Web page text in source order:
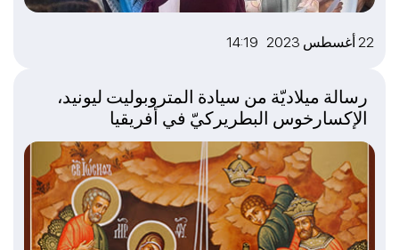
22 أغسطس 2023 14:19
رسالة ميلاديّة من سيادة المتروبوليت ليونيد،
الإكسارخوس البطريركيّ في أفريقيا